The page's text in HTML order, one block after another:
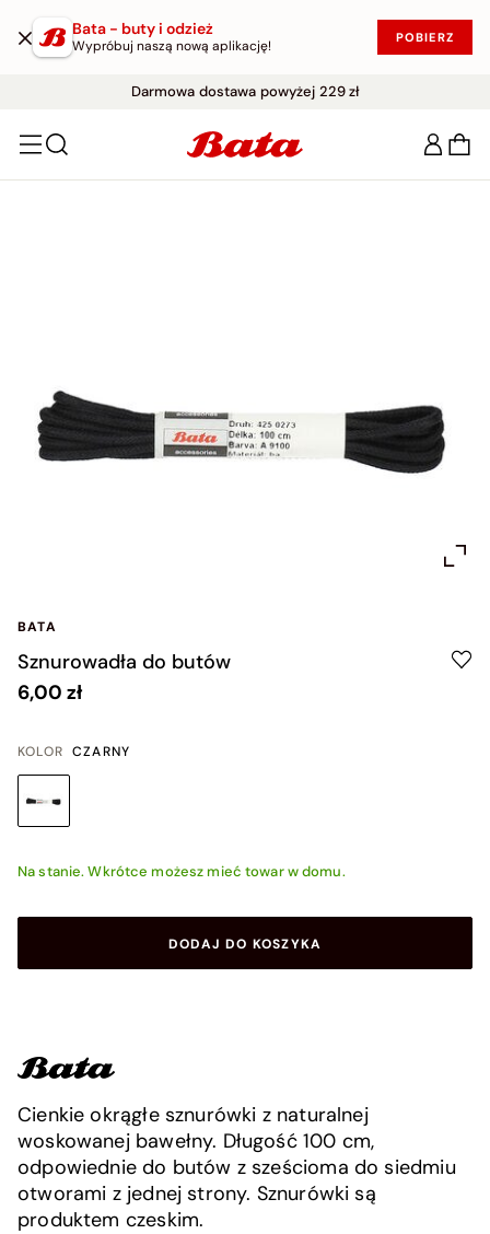
Bata - buty i odzież
Wypróbuj naszą nową aplikację! POBIERZ
Darmowa dostawa powyżej 229 zł
BATA
Sznurowadła do butów
6,00 zł
KOLOR CZARNY
Na stanie. Wkrótce możesz mieć towar w domu.
DODAJ DO KOSZYKA
Cienkie okrągłe sznurówki z naturalnej
woskowanej bawełny. Długość 100 cm,
odpowiednie do butów z sześcioma do siedmiu
otworami z jednej strony. Sznurówki są
produktem czeskim.